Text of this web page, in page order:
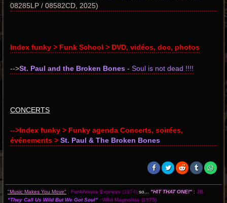
08285LP / 08582CD, 2025)
Index funky > Funk School > DVD, vidéos, doc, photos
-->St. Paul and the Broken Bones - Soul is not dead !!!!
CONCERTS
-->Index funky > Funky agenda Concerts, soirées,
événements > St. Paul & The Broken Bones
"Music Makes You Move" : Funkhouse Express (1974) so... "HIT THAT ONE!" : JB
"They Call Us Wild But We Got Soul" : Wild Magnolias (1975)